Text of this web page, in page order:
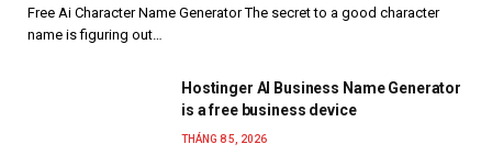
Free Ai Character Name Generator The secret to a good character
name is figuring out…
Hostinger AI Business Name Generator
is a free business device
THÁNG 8 5, 2026